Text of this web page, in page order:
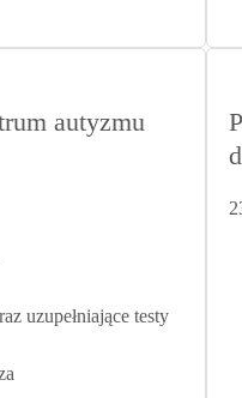
autyzmu
uzupełniające testy